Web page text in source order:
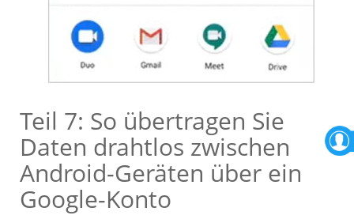
Teil 7: So übertragen Sie
Daten drahtlos zwischen
Android-Geräten über ein
Google-Konto